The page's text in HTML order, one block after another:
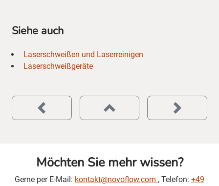
Siehe auch
Laserschweißen und Laserreinigen
Laserschweißgeräte
Möchten Sie mehr wissen?
Gerne per E-Mail: kontakt@novoflow.com , Telefon: +49